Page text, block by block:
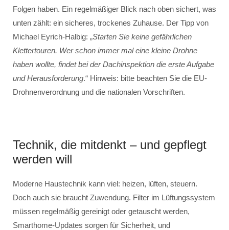
Folgen haben. Ein regelmäßiger Blick nach oben sichert, was
unten zählt: ein sicheres, trockenes Zuhause. Der Tipp von
Michael Eyrich-Halbig: „Starten Sie keine gefährlichen
Klettertouren. Wer schon immer mal eine kleine Drohne
haben wollte, findet bei der Dachinspektion die erste Aufgabe
und Herausforderung.“ Hinweis: bitte beachten Sie die EU-
Drohnenverordnung und die nationalen Vorschriften.
Technik, die mitdenkt – und gepflegt
werden will
Moderne Haustechnik kann viel: heizen, lüften, steuern.
Doch auch sie braucht Zuwendung. Filter im Lüftungssystem
müssen regelmäßig gereinigt oder getauscht werden,
Smarthome-Updates sorgen für Sicherheit, und